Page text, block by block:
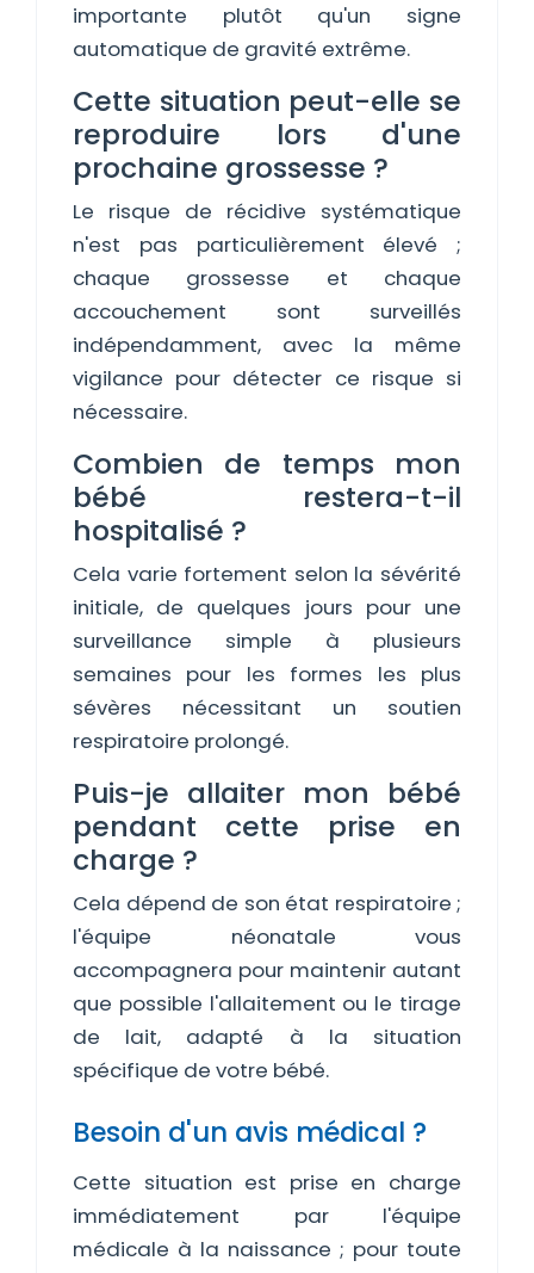
importante plutôt qu'un signe
automatique de gravité extrême.
Cette situation peut-elle se
reproduire lors d'une
prochaine grossesse ?
Le risque de récidive systématique
n'est pas particulièrement élevé ;
chaque grossesse et chaque
accouchement sont surveillés
indépendamment, avec la même
vigilance pour détecter ce risque si
nécessaire.
Combien de temps mon
bébé restera-t-il
hospitalisé ?
Cela varie fortement selon la sévérité
initiale, de quelques jours pour une
surveillance simple à plusieurs
semaines pour les formes les plus
sévères nécessitant un soutien
respiratoire prolongé.
Puis-je allaiter mon bébé
pendant cette prise en
charge ?
Cela dépend de son état respiratoire ;
l'équipe néonatale vous
accompagnera pour maintenir autant
que possible l'allaitement ou le tirage
de lait, adapté à la situation
spécifique de votre bébé.
Besoin d'un avis médical ?
Cette situation est prise en charge
immédiatement par l'équipe
médicale à la naissance ; pour toute